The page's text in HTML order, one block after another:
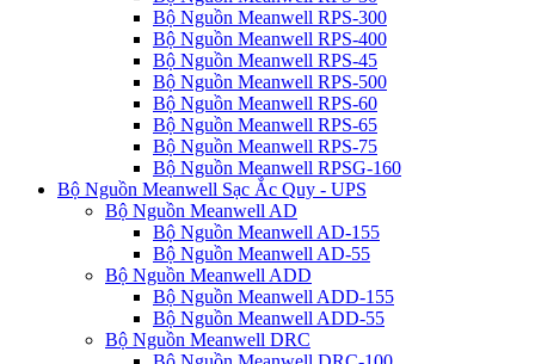
Bộ Nguồn Meanwell RPS-300
Bộ Nguồn Meanwell RPS-400
Bộ Nguồn Meanwell RPS-45
Bộ Nguồn Meanwell RPS-500
Bộ Nguồn Meanwell RPS-60
Bộ Nguồn Meanwell RPS-65
Bộ Nguồn Meanwell RPS-75
Bộ Nguồn Meanwell RPSG-160
Bộ Nguồn Meanwell Sạc Ắc Quy - UPS
Bộ Nguồn Meanwell AD
Bộ Nguồn Meanwell AD-155
Bộ Nguồn Meanwell AD-55
Bộ Nguồn Meanwell ADD
Bộ Nguồn Meanwell ADD-155
Bộ Nguồn Meanwell ADD-55
Bộ Nguồn Meanwell DRC